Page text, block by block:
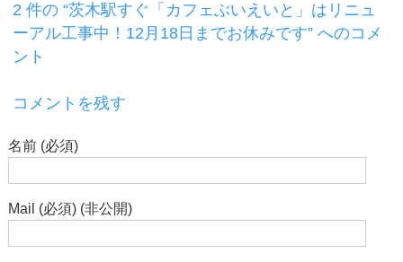
2 件の “茨木駅すぐ「カフェぶいえいと」はリニュ
ーアル工事中！12月18日までお休みです” へのコメ
ント
コメントを残す
名前 (必須)
Mail (必須) (非公開)